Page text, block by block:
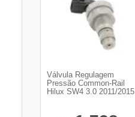
Válvula Regulagem
Pressão Common-Rail
Hilux SW4 3.0 2011/2015